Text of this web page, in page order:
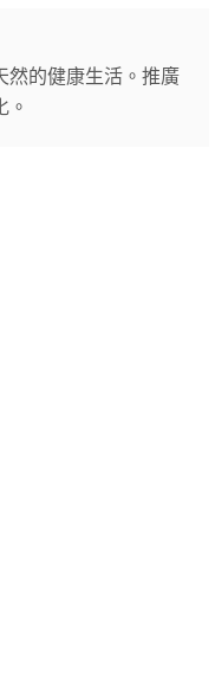
然的健康生活。推廣
。